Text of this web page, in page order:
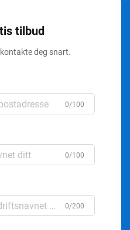
tilbud
deg snart.
0/100
0/100
0/200